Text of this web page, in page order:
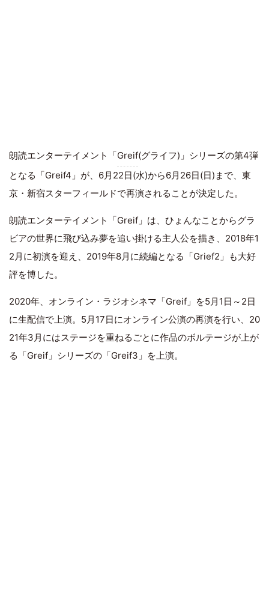
朗読エンターテイメント「Greif(グライフ)」シリーズの第4弾
となる「Greif4」が、6月22日(水)から6月26日(日)まで、東
京・新宿スターフィールドで再演されることが決定した。
朗読エンターテイメント「Greif」は、ひょんなことからグラ
ビアの世界に飛び込み夢を追い掛ける主人公を描き、2018年1
2月に初演を迎え、2019年8月に続編となる「Grief2」も大好
評を博した。
2020年、オンライン・ラジオシネマ「Greif」を5月1日～2日
に生配信で上演。5月17日にオンライン公演の再演を行い、20
21年3月にはステージを重ねるごとに作品のボルテージが上が
る「Greif」シリーズの「Greif3」を上演。